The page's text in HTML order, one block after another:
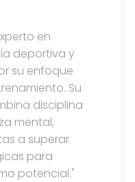
en
deportiva y
su enfoque
Su
disciplina
mental,
a superar
para
potencial."